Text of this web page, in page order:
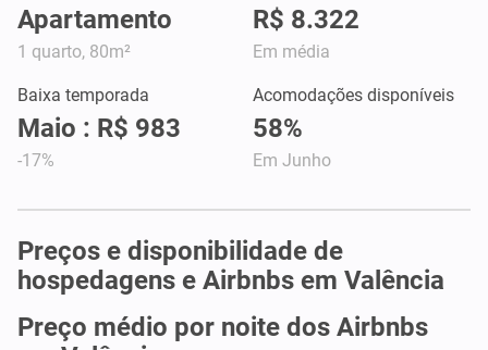
Apartamento
1 quarto, 80m²
R$ 8.322
Em média
Baixa temporada
Maio : R$ 983
-17%
Acomodações disponíveis
58%
Em Junho
Preços e disponibilidade de
hospedagens e Airbnbs em Valência
Preço médio por noite dos Airbnbs